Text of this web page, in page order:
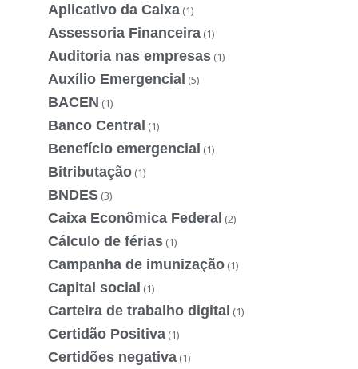
Aplicativo da Caixa (1)
Assessoria Financeira (1)
Auditoria nas empresas (1)
Auxílio Emergencial (5)
BACEN (1)
Banco Central (1)
Benefício emergencial (1)
Bitributação (1)
BNDES (3)
Caixa Econômica Federal (2)
Cálculo de férias (1)
Campanha de imunização (1)
Capital social (1)
Carteira de trabalho digital (1)
Certidão Positiva (1)
Certidões negativa (1)